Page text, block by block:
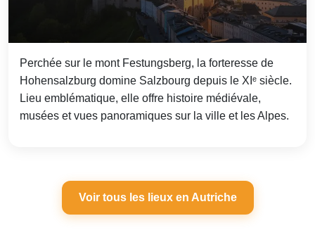
Perchée sur le mont Festungsberg, la forteresse de
Hohensalzburg domine Salzbourg depuis le XIᵉ siècle.
Lieu emblématique, elle offre histoire médiévale,
musées et vues panoramiques sur la ville et les Alpes.
Voir tous les lieux en Autriche